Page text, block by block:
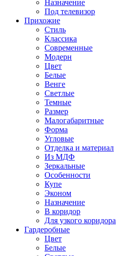
Назначение
Под телевизор
Прихожие
Стиль
Классика
Современные
Модерн
Цвет
Белые
Венге
Светлые
Темные
Размер
Малогабаритные
Форма
Угловые
Отделка и материал
Из МДФ
Зеркальные
Особенности
Купе
Эконом
Назначение
В коридор
Для узкого коридора
Гардеробные
Цвет
Белые